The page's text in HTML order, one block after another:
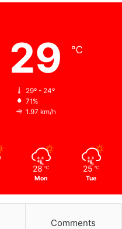
29 ℃
29º - 24º
71%
1.97 km/h
28 ℃
Mon
25 ℃
Tue
Comments